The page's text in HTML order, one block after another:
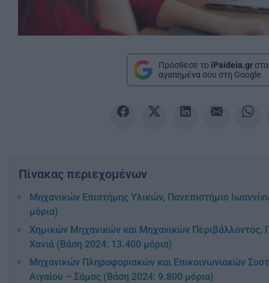
Πρόσθεσε το iPaideia.gr στα
αγαπημένα σου στη Google
Πίνακας περιεχομένων
Μηχανικών Επιστήμης Υλικών, Πανεπιστήμιο
μόρια)
Χημικών Μηχανικών και Μηχανικών Περιβάλλοντος,
Χανιά (Βάση 2024: 13.400 μόρια)
Μηχανικών Πληροφοριακών και Επικοινωνιακών
Αιγαίου – Σάμος (Βάση 2024: 9.800 μόρια)